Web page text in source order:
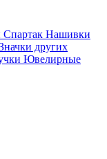
Нашивки
других
Ювелирные